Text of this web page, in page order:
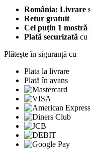
România: Livrare
Retur gratuit
Cel puțin 1 mostră
Plată securizată cu
Plătește în siguranță cu
Plata la livrare
Plată în avans